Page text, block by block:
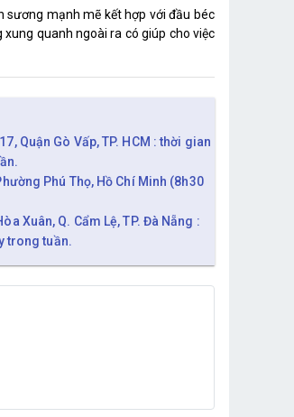
sương mạnh mẽ kết hợp với đầu béc
quanh ngoài ra có giúp cho việc
Quận Gò Vấp, TP. HCM : thời gian
Phú Thọ, Hồ Chí Minh (8h30
Xuân, Q. Cẩm Lệ, TP. Đà Nẵng :
trong tuần.